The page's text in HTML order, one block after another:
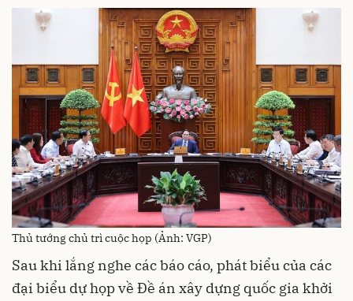
Thủ tướng chủ trì cuộc họp (Ảnh: VGP)
Sau khi lắng nghe các báo cáo, phát biểu của các
đại biểu dự họp về Đề án xây dựng quốc gia khởi